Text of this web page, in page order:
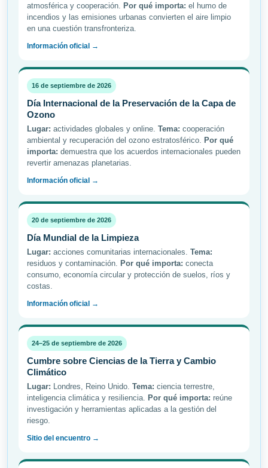
atmosférica y cooperación. Por qué importa: el humo de
incendios y las emisiones urbanas convierten el aire limpio
en una cuestión transfronteriza.
Información oficial →
16 de septiembre de 2026
Día Internacional de la Preservación de la Capa de
Ozono
Lugar: actividades globales y online. Tema: cooperación
ambiental y recuperación del ozono estratosférico. Por qué
importa: demuestra que los acuerdos internacionales pueden
revertir amenazas planetarias.
Información oficial →
20 de septiembre de 2026
Día Mundial de la Limpieza
Lugar: acciones comunitarias internacionales. Tema:
residuos y contaminación. Por qué importa: conecta
consumo, economía circular y protección de suelos, ríos y
costas.
Información oficial →
24–25 de septiembre de 2026
Cumbre sobre Ciencias de la Tierra y Cambio
Climático
Lugar: Londres, Reino Unido. Tema: ciencia terrestre,
inteligencia climática y resiliencia. Por qué importa: reúne
investigación y herramientas aplicadas a la gestión del
riesgo.
Sitio del encuentro →